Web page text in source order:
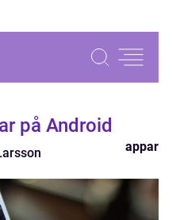
på Android
appar